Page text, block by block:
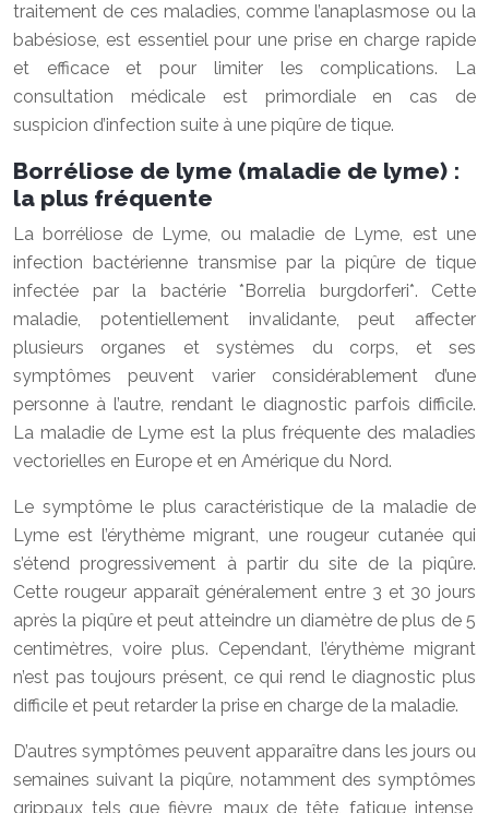
traitement de ces maladies, comme l’anaplasmose ou la
babésiose, est essentiel pour une prise en charge rapide
et efficace et pour limiter les complications. La
consultation médicale est primordiale en cas de
suspicion d’infection suite à une piqûre de tique.
Borréliose de lyme (maladie de lyme) :
la plus fréquente
La borréliose de Lyme, ou maladie de Lyme, est une
infection bactérienne transmise par la piqûre de tique
infectée par la bactérie *Borrelia burgdorferi*. Cette
maladie, potentiellement invalidante, peut affecter
plusieurs organes et systèmes du corps, et ses
symptômes peuvent varier considérablement d’une
personne à l’autre, rendant le diagnostic parfois difficile.
La maladie de Lyme est la plus fréquente des maladies
vectorielles en Europe et en Amérique du Nord.
Le symptôme le plus caractéristique de la maladie de
Lyme est l’érythème migrant, une rougeur cutanée qui
s’étend progressivement à partir du site de la piqûre.
Cette rougeur apparaît généralement entre 3 et 30 jours
après la piqûre et peut atteindre un diamètre de plus de 5
centimètres, voire plus. Cependant, l’érythème migrant
n’est pas toujours présent, ce qui rend le diagnostic plus
difficile et peut retarder la prise en charge de la maladie.
D’autres symptômes peuvent apparaître dans les jours ou
semaines suivant la piqûre, notamment des symptômes
grippaux tels que fièvre, maux de tête, fatigue intense,